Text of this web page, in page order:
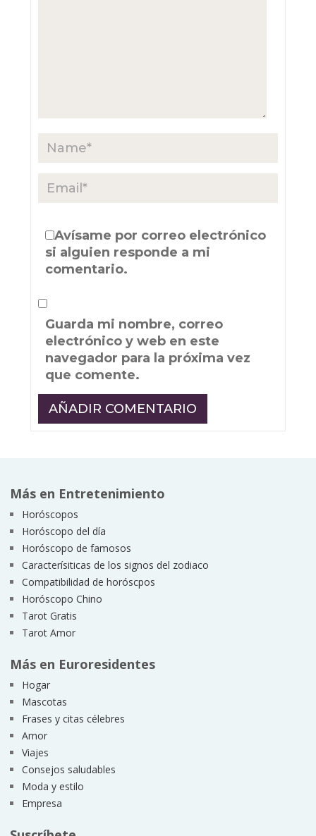
Avísame por correo electrónico
si alguien responde a mi
comentario.
Guarda mi nombre, correo
electrónico y web en este
navegador para la próxima vez
que comente.
Más en Entretenimiento
Horóscopos
Horóscopo del día
Horóscopo de famosos
Caracterísiticas de los signos del zodiaco
Compatibilidad de horóscpos
Horóscopo Chino
Tarot Gratis
Tarot Amor
Más en Euroresidentes
Hogar
Mascotas
Frases y citas célebres
Amor
Viajes
Consejos saludables
Moda y estilo
Empresa